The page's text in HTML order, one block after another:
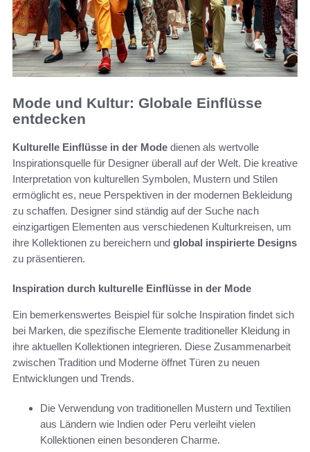
Mode und Kultur: Globale Einflüsse
entdecken
Kulturelle Einflüsse in der Mode dienen als wertvolle
Inspirationsquelle für Designer überall auf der Welt. Die kreative
Interpretation von kulturellen Symbolen, Mustern und Stilen
ermöglicht es, neue Perspektiven in der modernen Bekleidung
zu schaffen. Designer sind ständig auf der Suche nach
einzigartigen Elementen aus verschiedenen Kulturkreisen, um
ihre Kollektionen zu bereichern und global inspirierte Designs
zu präsentieren.
Inspiration durch kulturelle Einflüsse in der Mode
Ein bemerkenswertes Beispiel für solche Inspiration findet sich
bei Marken, die spezifische Elemente traditioneller Kleidung in
ihre aktuellen Kollektionen integrieren. Diese Zusammenarbeit
zwischen Tradition und Moderne öffnet Türen zu neuen
Entwicklungen und Trends.
Die Verwendung von traditionellen Mustern und Textilien
aus Ländern wie Indien oder Peru verleiht vielen
Kollektionen einen besonderen Charme.